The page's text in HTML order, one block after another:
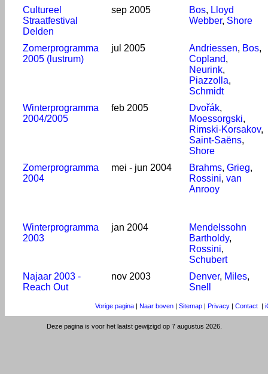
Cultureel
Straatfestival
Delden
sep 2005 Bos, Lloyd
Webber, Shore
Zomerprogramma
2005 (lustrum)
jul 2005 Andriessen, Bos,
Copland,
Neurink,
Piazzolla,
Schmidt
Winterprogramma
2004/2005
feb 2005 Dvořák,
Moessorgski,
Rimski-Korsakov,
Saint-Saëns,
Shore
Zomerprogramma
2004
mei - jun 2004 Brahms, Grieg,
Rossini, van
Anrooy
Winterprogramma
2003
jan 2004
Mendelssohn
Bartholdy,
Rossini,
Schubert
Najaar 2003 -
Reach Out
nov 2003 Denver, Miles,
Snell
Vorige pagina | Naar boven | Sitemap | Privacy | Contact |
Deze pagina is voor het laatst gewijzigd op 7 augustus 2026.